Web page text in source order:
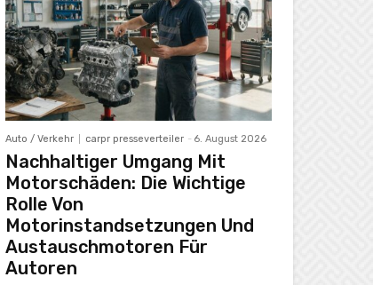
Auto / Verkehr carpr presseverteiler - 6. August 2026
Nachhaltiger Umgang Mit
Motorschäden: Die Wichtige
Rolle Von
Motorinstandsetzungen Und
Austauschmotoren Für
Autoren